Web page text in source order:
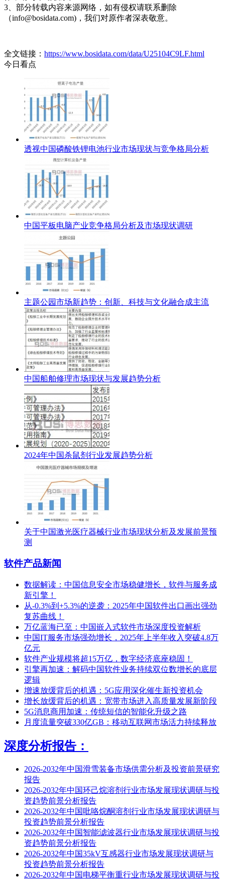
3、部分转载内容来源网络，如有侵权请联系删除
（info@bosidata.com)，我们对原作者深表敬意。
全文链接： https://www.bosidata.com/data/U25104C9LF.html
今日看点
透视中国磷酸铁锂电池行业市场现状与竞争格局分析
中国平板电脑产业竞争格局分析及市场现状调研
主题公园市场新趋势：创新、科技与文化融合成主流
中国船舶修理市场现状与发展趋势分析
2024年中国杀鼠剂行业发展趋势分析
关于中国激光医疗器械行业市场现状分析及发展前景预
测
软件产品新闻
数据解读：中国信息安全市场稳健增长，软件与服务成
新引擎！
从-0.3%到+5.3%的逆袭：2025年中国软件出口画出强劲
复苏曲线！
万亿蓝海已至：中国嵌入式软件市场深度投资解析
中国IT服务市场强劲增长，2025年上半年收入突破4.8万
亿元
软件产业规模将超15万亿，数字经济底座稳固！
引擎再加速：解码中国软件业务持续双位数增长的底层
逻辑
增速放缓背后的机遇：5G应用深化催生新投资机会
增长放缓背后的机遇：宽带市场进入高质量发展新阶段
5G消息商用加速：传统短信的智能化升级之路
月度流量突破330亿GB：移动互联网市场活力持续释放
深度分析报告：
2026-2032年中国滑雪装备市场供需分析及投资前景研究
报告
2026-2032年中国环己烷溶剂行业市场发展现状调研与投
资趋势前景分析报告
2026-2032年中国吡咯烷酮溶剂行业市场发展现状调研与
投资趋势前景分析报告
2026-2032年中国智能滤波器行业市场发展现状调研与投
资趋势前景分析报告
2026-2032年中国35kV互感器行业市场发展现状调研与
投资趋势前景分析报告
2026-2032年中国电梯平衡重行业市场发展现状调研与投